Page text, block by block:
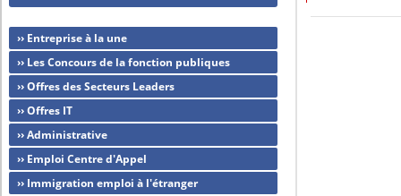
›› Entreprise à la une
›› Les Concours de la fonction publiques
›› Offres des Secteurs Leaders
›› Offres IT
›› Administrative
›› Emploi Centre d'Appel
›› Immigration emploi à l'étranger